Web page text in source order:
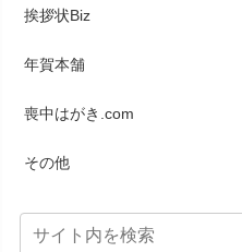
挨拶状Biz
年賀本舗
喪中はがき.com
その他